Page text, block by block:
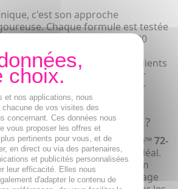
c'est son approche
Chaque formule est testée
Si une seule de ces 7200
une réaction allergique, la
Clinique utilise des ingrédients
pour leur efficacité et leur
les allergènes potentiels pour
utilisateurs.
choisir chez Clinique ?
optimale, leMoisture Surge™ 72-
Hydrator est un choix idéal.
léger offre une hydratation
même après le nettoyage
et nos applications, nous
chacune de vos visites des
concernant. Ces données nous
vous proposer les offres et
pertinents pour vous, et de
en direct ou via des partenaires,
et publicités personnalisées
leur efficacité. Elles nous
d'adapter le contenu de